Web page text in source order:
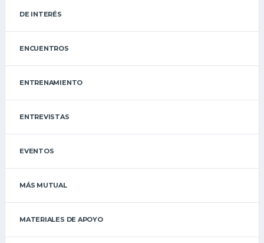
DE INTERÉS
ENCUENTROS
ENTRENAMIENTO
ENTREVISTAS
EVENTOS
MÁS MUTUAL
MATERIALES DE APOYO